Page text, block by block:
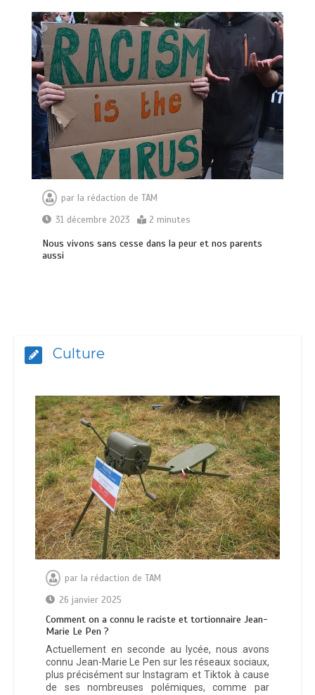
parla rédaction de TAM
31 décembre 2023
2 minutes
Nous vivons sans cesse dans la peur et nos parents
aussi
Culture
par la rédaction de TAM
26 janvier 2025
Comment on a connu le raciste et tortionnaire Jean-
Marie Le Pen ?
Actuellement en seconde au lycée, nous avons
connu Jean-Marie Le Pen sur les réseaux sociaux,
plus précisément sur Instagram et Tiktok à cause
de ses nombreuses polémiques, comme par